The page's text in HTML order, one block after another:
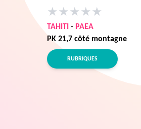
★ ★ ★ ★ ★
TAHITI - PAEA
PK 21,7 côté montagne
RUBRIQUES